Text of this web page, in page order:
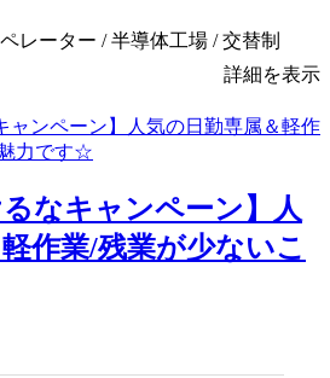
レーター / 半導体工場 / 交替制
詳細を表示
るなキャンペーン】人
作業/残業が少ないこ